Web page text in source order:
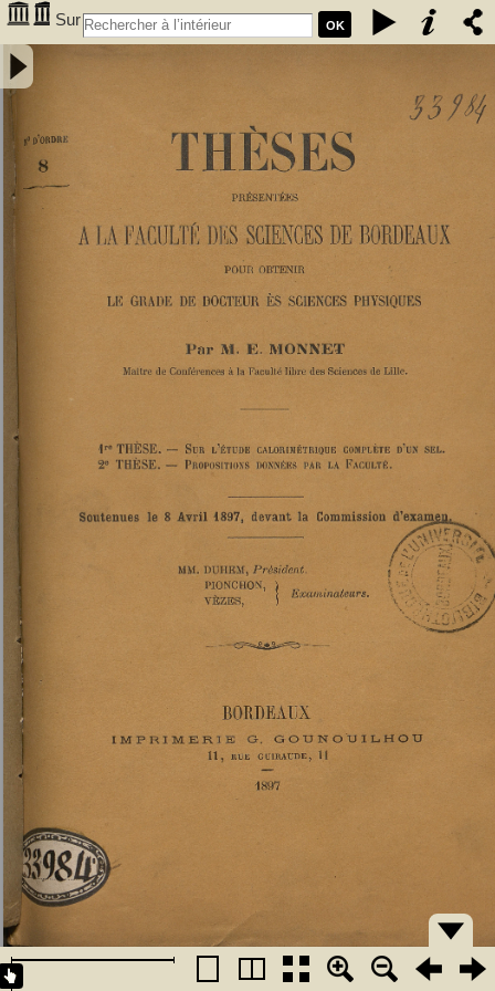
OK
Sur
l'étude calorimétrique complète d'un sel - Monnet, Eugène